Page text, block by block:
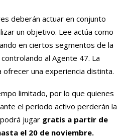
deberán actuar en conjunto
un objetivo. Lee actúa como
en ciertos segmentos de la
al Agente 47. La
ofrecer una experiencia distinta.
limitado, por lo que quienes
el periodo activo perderán la
jugar gratis a partir de
el 20 de noviembre.